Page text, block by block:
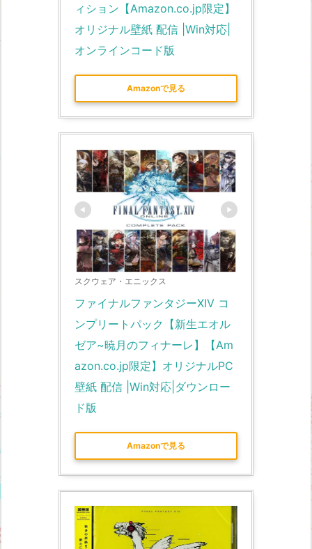
ィション【Amazon.co.jp限定】
オリジナル壁紙 配信 |Win対応|
オンラインコード版
Amazonで見る
スクウェア・エニックス
ファイナルファンタジーXIV コ
ンプリートパック【新生エオル
ゼア~暁月のフィナーレ】【Am
azon.co.jp限定】オリジナルPC
壁紙 配信 |Win対応|ダウンロー
ド版
Amazonで見る